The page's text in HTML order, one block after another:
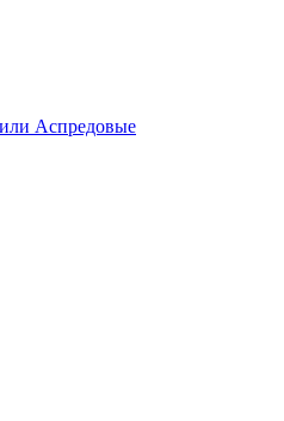
Аспредовые